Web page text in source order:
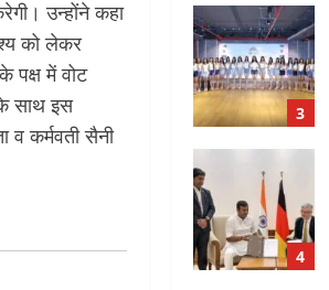
उन्होंने कहा
को लेकर
पक्ष में वोट
साथ इस
व कर्मवती सैनी
4
5